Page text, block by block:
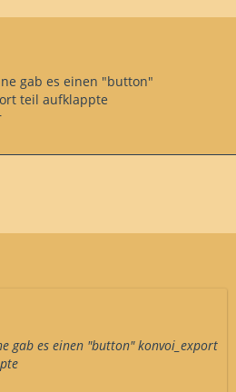
gab es einen "button"
teil aufklappte
gab es einen "button" konvoi_export